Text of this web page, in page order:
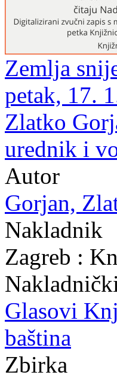
Zemlja
petak, 17.
Zlatko
urednik i
Autor
Gorjan,
Nakladnik
Zagreb :
Glasovi
baština
Zbirka